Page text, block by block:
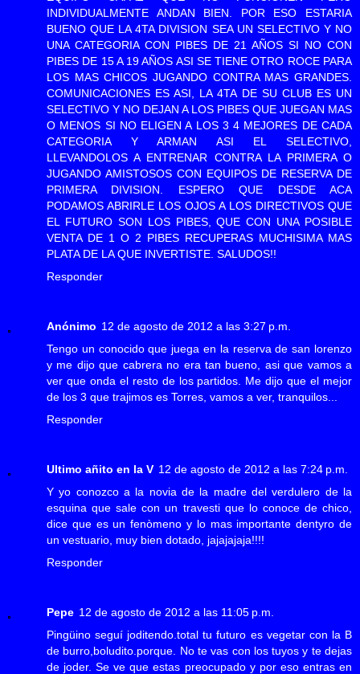
INDIVIDUALMENTE ANDAN BIEN. POR ESO ESTARIA
BUENO QUE LA 4TA DIVISION SEA UN SELECTIVO Y NO
UNA CATEGORIA CON PIBES DE 21 AÑOS SI NO CON
PIBES DE 15 A 19 AÑOS ASI SE TIENE OTRO ROCE PARA
LOS MAS CHICOS JUGANDO CONTRA MAS GRANDES.
COMUNICACIONES ES ASI, LA 4TA DE SU CLUB ES UN
SELECTIVO Y NO DEJAN A LOS PIBES QUE JUEGAN MAS
O MENOS SI NO ELIGEN A LOS 3 4 MEJORES DE CADA
CATEGORIA Y ARMAN ASI EL SELECTIVO,
LLEVANDOLOS A ENTRENAR CONTRA LA PRIMERA O
JUGANDO AMISTOSOS CON EQUIPOS DE RESERVA DE
PRIMERA DIVISION. ESPERO QUE DESDE ACA
PODAMOS ABRIRLE LOS OJOS A LOS DIRECTIVOS QUE
EL FUTURO SON LOS PIBES, QUE CON UNA POSIBLE
VENTA DE 1 O 2 PIBES RECUPERAS MUCHISIMA MAS
PLATA DE LA QUE INVERTISTE. SALUDOS!!
Responder
Anónimo 12 de agosto de 2012 a las 3:27 p.m.
Tengo un conocido que juega en la reserva de san lorenzo
y me dijo que cabrera no era tan bueno, asi que vamos a
ver que onda el resto de los partidos. Me dijo que el mejor
de los 3 que trajimos es Torres, vamos a ver, tranquilos...
Responder
Ultimo añito en la V 12 de agosto de 2012 a las 7:24 p.m.
Y yo conozco a la novia de la madre del verdulero de la
esquina que sale con un travesti que lo conoce de chico,
dice que es un fenòmeno y lo mas importante dentyro de
un vestuario, muy bien dotado, jajajajaja!!!!
Responder
Pepe 12 de agosto de 2012 a las 11:05 p.m.
Pingüino seguí joditendo.total tu futuro es vegetar con la B
de burro,boludito.porque. No te vas con los tuyos y te dejas
de joder. Se ve que estas preocupado y por eso entras en